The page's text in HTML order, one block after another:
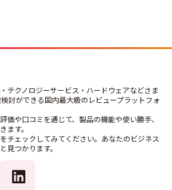
テクノロジーサービス・ハードウェアなどさま
討ができる国内最大級のレビュープラットフォ
価や口コミを通じて、製品の機能や使い勝手、
ます。
チェックしてみてください。あなたのビジネス
見つかります。